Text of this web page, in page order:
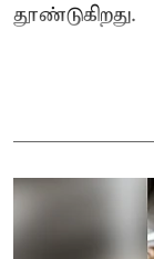
தூண்டுகிறது.